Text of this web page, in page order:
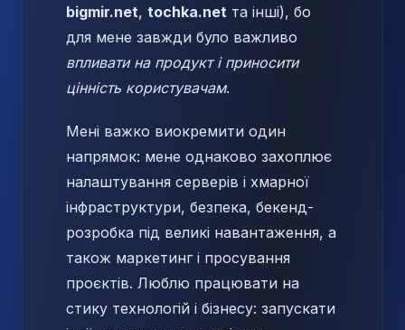
bigmir.net, tochka.net та інші), бо
для мене завжди було важливо
впливати на продукт і приносити
цінність користувачам.
Мені важко виокремити один
напрямок: мене однаково захоплює
налаштування серверів і хмарної
інфраструктури, безпека, бекенд-
розробка під великі навантаження, а
також маркетинг і просування
проєктів. Люблю працювати на
стику технологій і бізнесу: запускати